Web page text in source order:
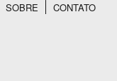
SOBRE CONTATO